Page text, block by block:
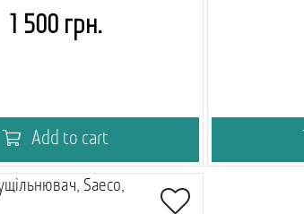
1 500 грн.
Add to cart
Saeco,
Вебінар